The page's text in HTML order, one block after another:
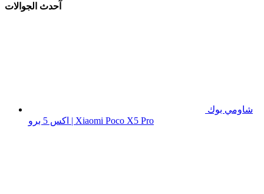
آحدث الجوالات
شاومي بوك
اكس 5 برو | Xiaomi Poco X5 Pro